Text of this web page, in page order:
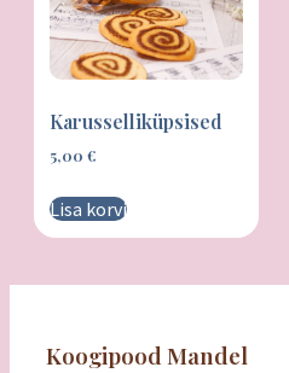
Karusselliküpsised
5,00 €
Lisa korvi
Koogipood Mandel